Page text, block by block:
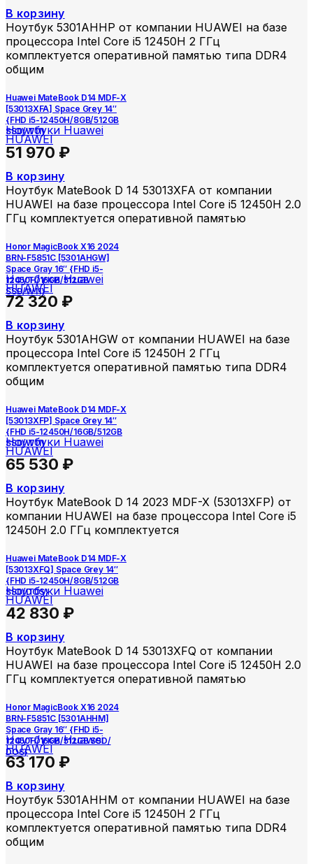
В корзину
Ноутбук 5301AHHP от компании HUAWEI на базе
процессора Intel Core i5 12450H 2 ГГц
комплектуется оперативной памятью типа DDR4
общим
Huawei MateBook D14 MDF-X
[53013XFA] Space Grey 14″
{FHD i5-12450H/8GB/512GB
SSD/W11}
Ноутбуки Huawei
HUAWEI
51 970 ₽
В корзину
Ноутбук MateBook D 14 53013XFA от компании
HUAWEI на базе процессора Intel Core i5 12450H 2.0
ГГц комплектуется оперативной памятью
Honor MagicBook X16 2024
BRN-F5851C [5301AHGW]
Space Gray 16″ {FHD i5-
12450H/16GB/512GB
SSD/W11}
Ноутбуки Huawei
HUAWEI
72 320 ₽
В корзину
Ноутбук 5301AHGW от компании HUAWEI на базе
процессора Intel Core i5 12450H 2 ГГц
комплектуется оперативной памятью типа DDR4
общим
Huawei MateBook D14 MDF-X
[53013XFP] Space Grey 14″
{FHD i5-12450H/16GB/512GB
SSD/W11}
Ноутбуки Huawei
HUAWEI
65 530 ₽
В корзину
Ноутбук MateBook D 14 2023 MDF-X (53013XFP) от
компании HUAWEI на базе процессора Intel Core i5
12450H 2.0 ГГц комплектуется
Huawei MateBook D14 MDF-X
[53013XFQ] Space Grey 14″
{FHD i5-12450H/8GB/512GB
SSD/DOS}
Ноутбуки Huawei
HUAWEI
42 830 ₽
В корзину
Ноутбук MateBook D 14 53013XFQ от компании
HUAWEI на базе процессора Intel Core i5 12450H 2.0
ГГц комплектуется оперативной памятью
Honor MagicBook X16 2024
BRN-F5851C [5301AHHM]
Space Gray 16″ {FHD i5-
12450H/16GB/512GB SSD/
DOS}
Ноутбуки Huawei
HUAWEI
63 170 ₽
В корзину
Ноутбук 5301AHHM от компании HUAWEI на базе
процессора Intel Core i5 12450H 2 ГГц
комплектуется оперативной памятью типа DDR4
общим